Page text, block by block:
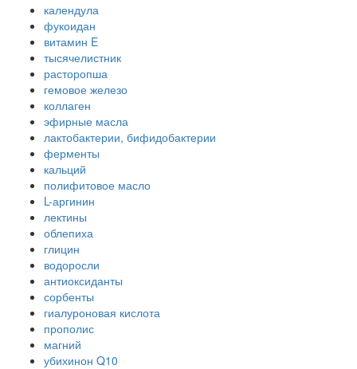
календула
фукоидан
витамин E
тысячелистник
расторопша
гемовое железо
коллаген
эфирные масла
лактобактерии, бифидобактерии
ферменты
кальций
полифитовое масло
L-аргинин
лектины
облепиха
глицин
водоросли
антиоксиданты
сорбенты
гиалуроновая кислота
прополис
магний
убихинон Q10